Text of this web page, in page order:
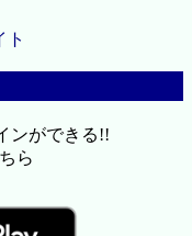
ト
ンができる!!
ら